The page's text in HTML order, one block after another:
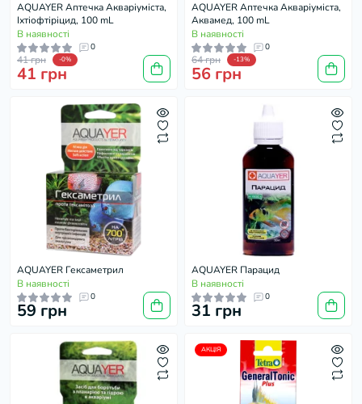
AQUAYER Аптечка Акваріуміста,
Іхтіофтіріцид, 100 mL
В наявності
0
41 грн -0%
41 грн
AQUAYER Аптечка Акваріуміста,
Аквамед, 100 mL
В наявності
0
64 грн -13%
56 грн
AQUAYER Гексаметрил
В наявності
0
59 грн
AQUAYER Парацид
В наявності
0
31 грн
АКЦІЯ